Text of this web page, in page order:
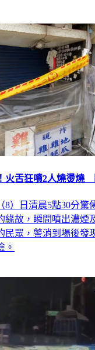
8）日清晨5點30分驚
緣故，瞬間噴出濃煙
眾，警消到場後發